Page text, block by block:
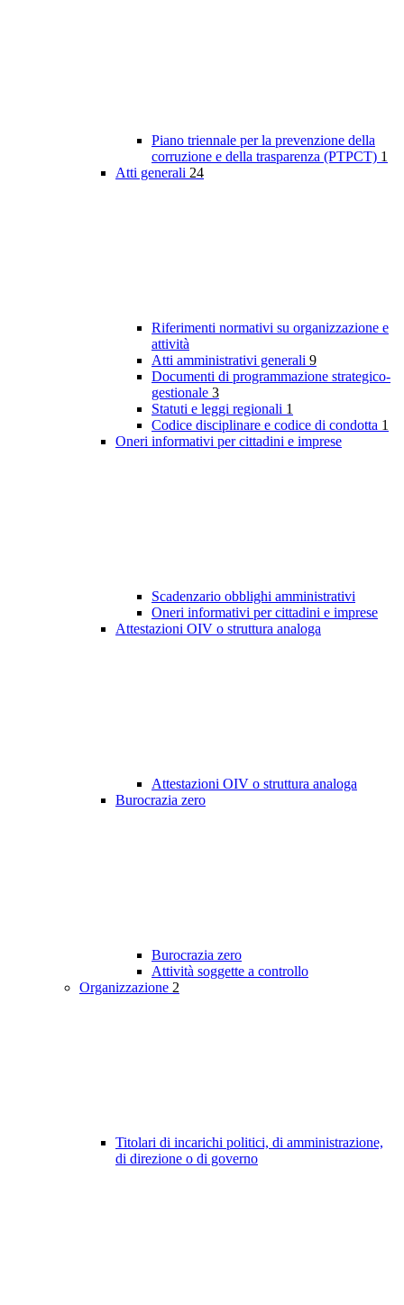
Piano triennale per la prevenzione della
corruzione e della trasparenza (PTPCT) 1
Atti generali 24
Riferimenti normativi su organizzazione e
attività
Atti amministrativi generali 9
Documenti di programmazione strategico-
gestionale 3
Statuti e leggi regionali 1
Codice disciplinare e codice di condotta 1
Oneri informativi per cittadini e imprese
Scadenzario obblighi amministrativi
Oneri informativi per cittadini e imprese
Attestazioni OIV o struttura analoga
Attestazioni OIV o struttura analoga
Burocrazia zero
Burocrazia zero
Attività soggette a controllo
Organizzazione 2
Titolari di incarichi politici, di amministrazione,
di direzione o di governo